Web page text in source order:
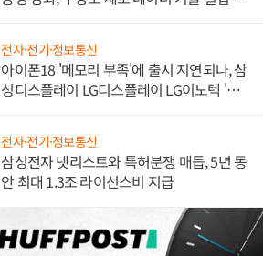
전자·전기·정보통신
아이폰18 '메모리 부족'에 출시 지연되나, 삼
성디스플레이 LG디스플레이 LG이노텍 '탈
전자·전기·정보통신
삼성전자 넷리스트와 특허분쟁 매듭, 5년 동
안 최대 1.3조 라이선스비 지급